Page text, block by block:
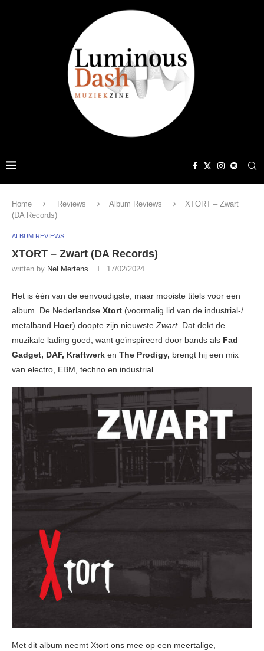
Home Reviews Album Reviews
XTORT – Zwart
(DA Records)
ALBUM REVIEWS
XTORT – Zwart (DA Records)
written by Nel Mertens 17/02/2024
Het is één van de eenvoudigste, maar mooiste titels voor een
album. De Nederlandse Xtort (voormalig lid van de industrial-/
metalband Hoer) doopte zijn nieuwsteZwart. Dat dekt de
muzikale lading goed, want geïnspireerd door bands als Fad
Gadget, DAF, Kraftwerk en The Prodigy, brengt hij een mix
van electro, EBM, techno en industrial.
Met dit album neemt Xtort ons mee op een meertalige,